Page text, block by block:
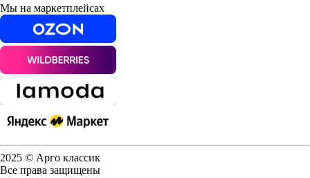
Мы на маркетплейсах
2025 © Арго классик
Все права защищены